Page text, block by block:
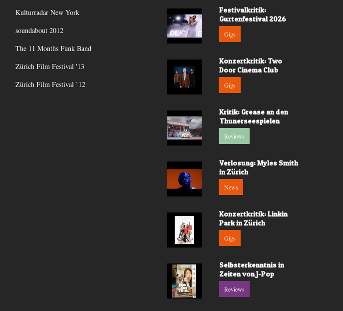
Kulturradar New York
soundabout 2012
The 11 Months Funk Band
Zürich Film Festival '13
Zürich Film Festival `12
Festivalkritik:
Gurtenfestival 2026
Gigs
Konzertkritik: Two
Door Cinema Club
Gigs
Kritik: Grease an den
Thunerseespielen
Reviews
Verlosung: Myles Smith
in Zürich
News
Konzertkritik: Linkin
Park in Zürich
Gigs
Selbsterkenntnis in
Zeiten von J-Pop
Reviews